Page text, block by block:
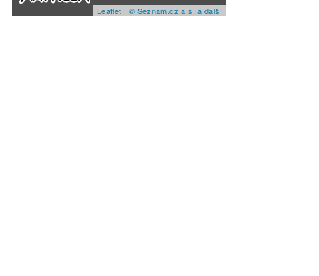
Leaflet | © Seznam.cz a.s. a další